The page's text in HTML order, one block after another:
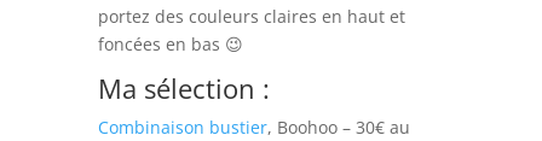
portez des couleurs claires en haut et
foncées en bas 😉
Ma sélection :
Combinaison bustier, Boohoo – 30€ au